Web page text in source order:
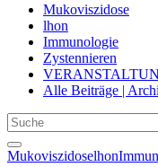
Mukoviszidose
lhon
Immunologie
Zystennieren
Alle Beiträge |
Mukoviszidoselhon